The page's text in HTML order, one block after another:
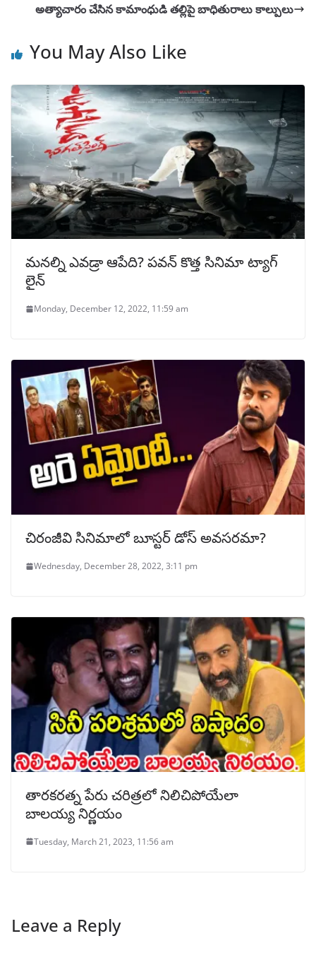
అత్యాచారం చేసిన కామాంధుడి తల్లిపై బాధితురాలు కాల్పులు
You May Also Like
మనల్ని ఎవడ్రా ఆపేది? పవన్ కొత్త సినిమా ట్యాగ్
లైన్
Monday, December 12, 2022, 11:59 am
చిరంజీవి సినిమాలో బూస్టర్ డోస్ అవసరమా?
Wednesday, December 28, 2022, 3:11 pm
తారకరత్న పేరు చరిత్రలో నిలిచిపోయేలా
బాలయ్య నిర్ణయం
Tuesday, March 21, 2023, 11:56 am
Leave a Reply